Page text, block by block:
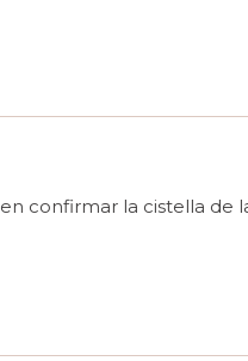
en confirmar la cistella de